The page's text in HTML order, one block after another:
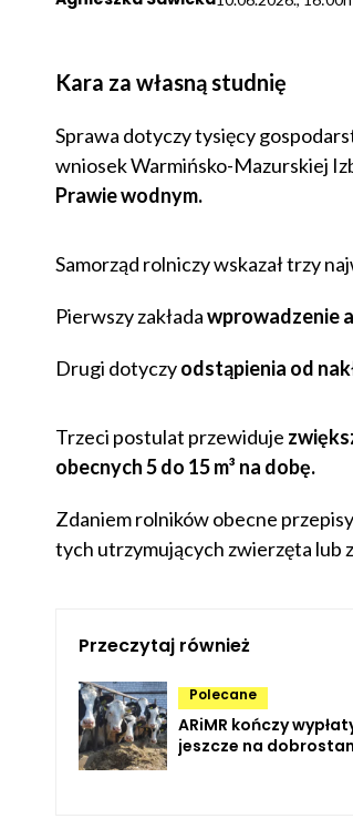
Kara za własną studnię
Sprawa dotyczy tysięcy
wniosek Warmińsko-Mazurskiej
Prawie wodnym.
Samorząd rolniczy wskazał trzy
Pierwszy zakładawprowadzenie
Drugi dotyczyodstąpienia od
Trzeci postulat przewiduje
obecnych 5 do 15 m³ na dobę.
Zdaniem rolników obecne
tych utrzymujących zwierzęta lub
Przeczytaj również
Polecane
ARiMR kończy
jeszcze na